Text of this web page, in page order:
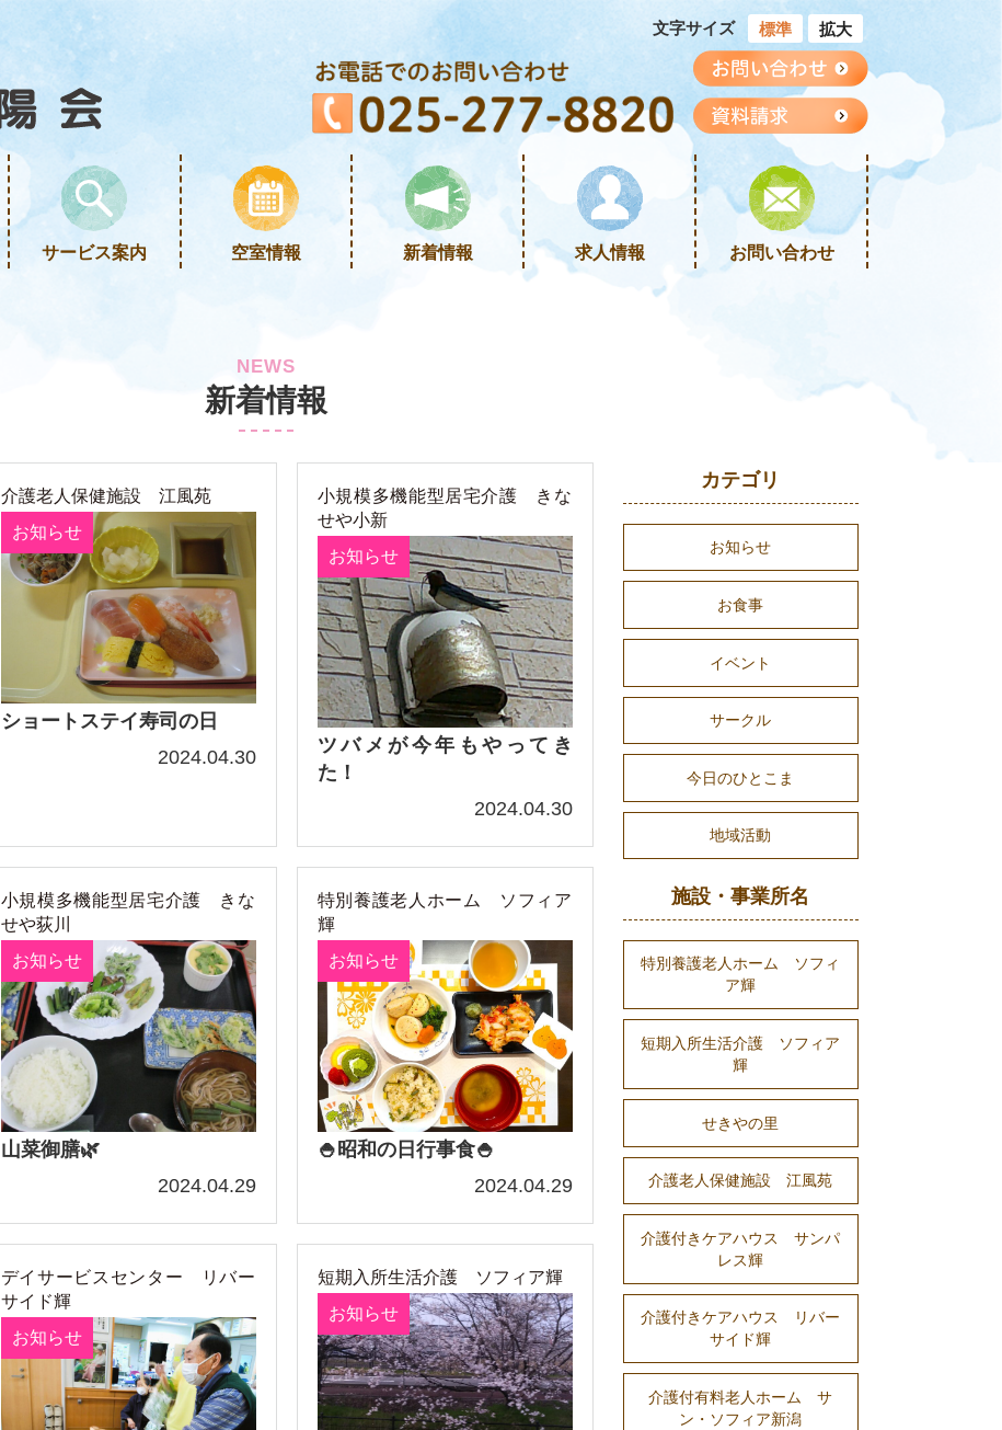
文字サイズ 標準 拡大
サービス案内 空室情報 新着情報 求人情報 お問い合わせ
NEWS
新着情報
介護老人保健施設 江風苑
お知らせ
ショートステイ寿司の日
2024.04.30
小規模多機能型居宅介護 きな
せや小新
お知らせ
ツバメが今年もやってき
た！
2024.04.30
小規模多機能型居宅介護 きな
せや荻川
お知らせ
山菜御膳🌿
2024.04.29
特別養護老人ホーム ソフィア
輝
お知らせ
🍚昭和の日行事食🍚
2024.04.29
デイサービスセンター リバー
サイド輝
お知らせ
短期入所生活介護 ソフィア輝
お知らせ
カテゴリ
お知らせ
お食事
イベント
サークル
今日のひとこま
地域活動
施設・事業所名
特別養護老人ホーム ソフィ
ア輝
短期入所生活介護 ソフィア
輝
せきやの里
介護老人保健施設 江風苑
介護付きケアハウス サンパ
レス輝
介護付きケアハウス リバー
サイド輝
介護付有料老人ホーム サ
ン・ソフィア新潟